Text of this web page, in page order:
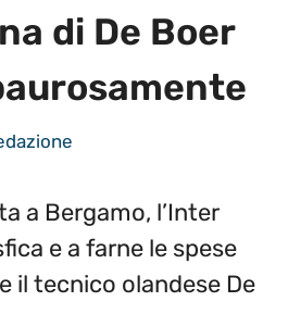
di De Boer
a Bergamo, l’Inter
e a farne le spese
il tecnico olandese De